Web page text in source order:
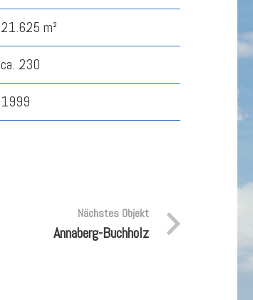
21.625 m²
ca. 230
1999
Nächstes Objekt
Annaberg-Buchholz